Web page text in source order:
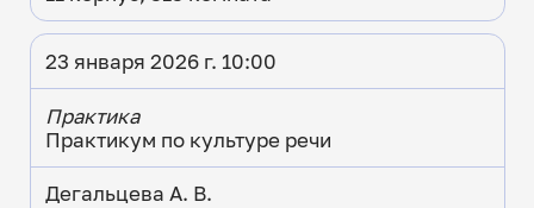
23 января 2026 г. 10:00
Практика
Практикум по культуре речи
Дегальцева А. В.